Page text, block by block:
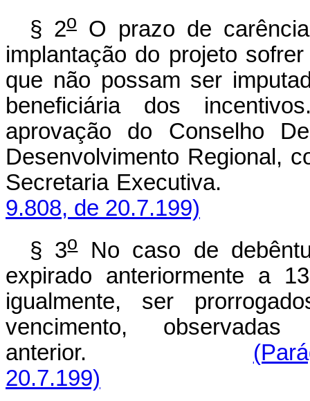
§ 2oO prazo de
implantação do projeto
que não possam ser
beneficiária dos
aprovação do Conselho
Desenvolvimento Regional,
Secretaria
9.808, de 20.7.199)
§ 3oNo caso de
expirado anteriormente a
igualmente, ser
vencimento,
anterior.
20.7.199)